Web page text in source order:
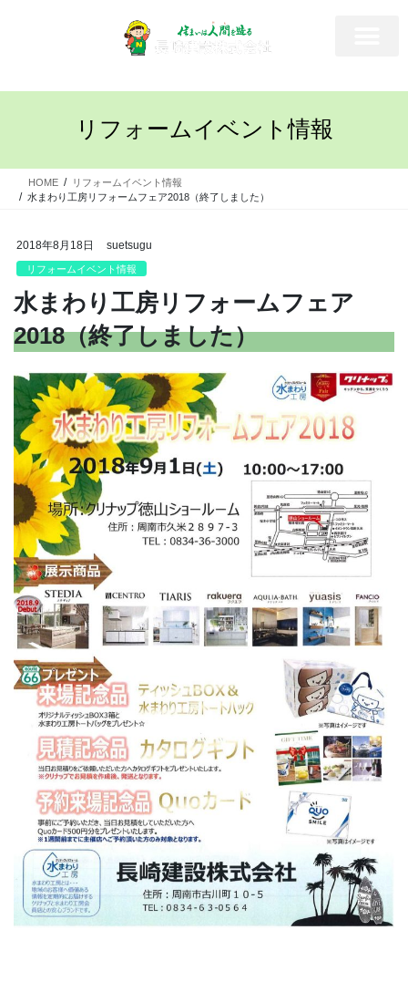
リフォームイベント情報
HOME
リフォームイベント情報
水まわり工房リフォームフェア2018（終了しました）
2018年8月18日 suetsugu
リフォームイベント情報
水まわり工房リフォームフェア
2018（終了しました）